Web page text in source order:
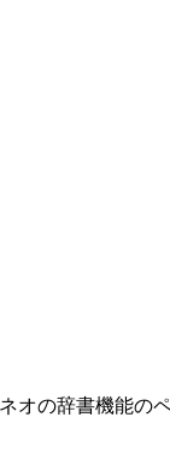
オの辞書機能の